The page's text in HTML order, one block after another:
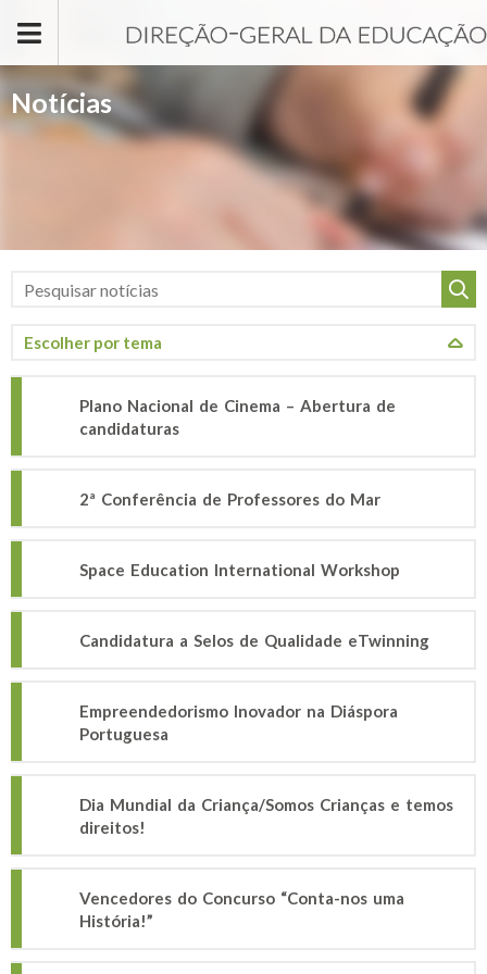
Notícias
Plano Nacional de Cinema – Abertura de
candidaturas
2ª Conferência de Professores do Mar
Space Education International Workshop
Candidatura a Selos de Qualidade eTwinning
Empreendedorismo Inovador na Diáspora
Portuguesa
Dia Mundial da Criança/Somos Crianças e temos
direitos!
Vencedores do Concurso “Conta-nos uma
História!”